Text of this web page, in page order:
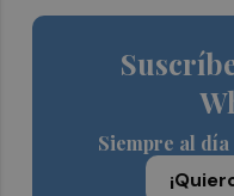
Siempre al